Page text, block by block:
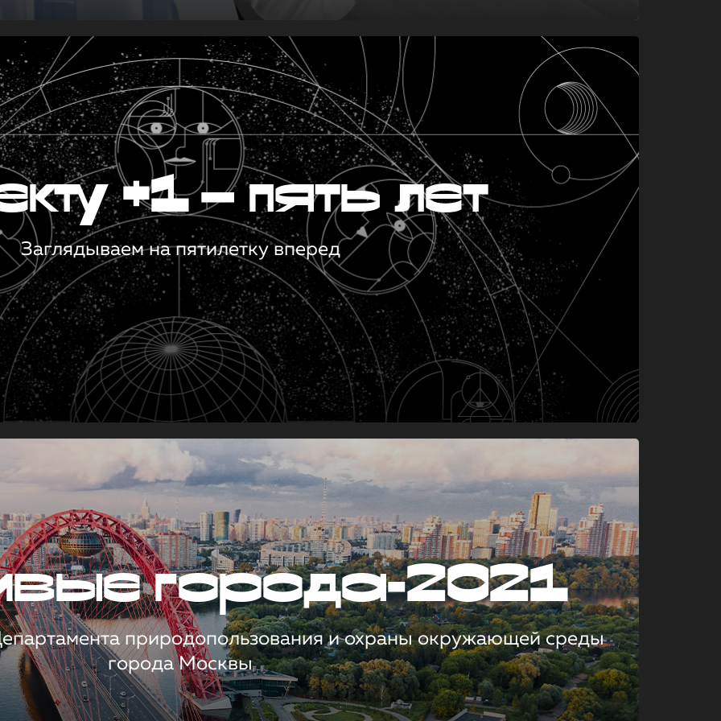
+1 — пять лет
Заглядываем на пятилетку вперед
города-2021
природопользования и охраны окружающей среды
города Москвы